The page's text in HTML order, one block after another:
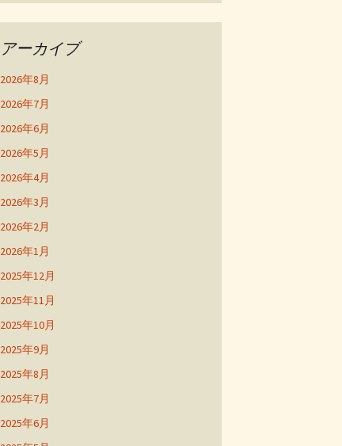
アーカイブ
2026年8月
2026年7月
2026年6月
2026年5月
2026年4月
2026年3月
2026年2月
2026年1月
2025年12月
2025年11月
2025年10月
2025年9月
2025年8月
2025年7月
2025年6月